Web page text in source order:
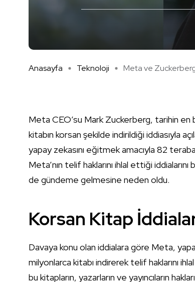
Anasayfa Teknoloji Meta ve
Meta CEO’su Mark Zuckerberg, tarihin en
kitabın korsan şekilde indirildiği iddiasıyla
yapay zekasını eğitmek amacıyla 82
Meta’nın telif haklarını ihlal ettiği
de gündeme gelmesine neden oldu.
Korsan Kitap
Davaya konu olan iddialara göre Meta,
milyonlarca kitabı indirerek telif haklarını
bu kitapların, yazarların ve yayıncıların